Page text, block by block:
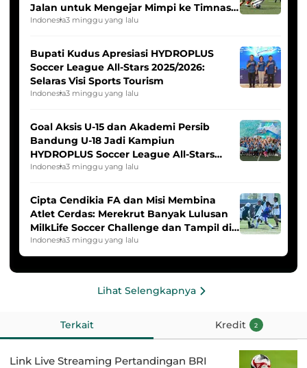
Jalan untuk Mengejar Mimpi ke Timnas
Indonesia Putri
Indonesia3 minggu yang lalu
Bupati Kudus Apresiasi HYDROPLUS
Soccer League All-Stars 2025/2026:
Selaras Visi Sports Tourism
Indonesia3 minggu yang lalu
Goal Aksis U-15 dan Akademi Persib
Bandung U-18 Jadi Kampiun
HYDROPLUS Soccer League All-Stars
2025/2026
Indonesia3 minggu yang lalu
Cipta Cendikia FA dan Misi Membina
Atlet Cerdas: Merekrut Banyak Lulusan
MilkLife Soccer Challenge dan Tampil di
HYDROPLUS Soccer League
Indonesia3 minggu yang lalu
Lihat Selengkapnya
Terkait Kredit 2
Link Live Streaming Pertandingan BRI